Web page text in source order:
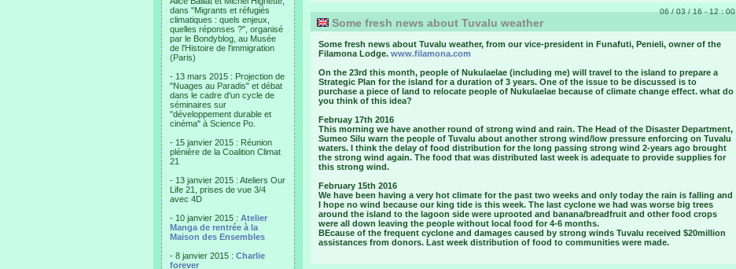
dans "Migrants et réfugiés
climatiques : quels enjeux,
quelles réponses ?", organisé
par le Bondyblog, au Musée
de l'Histoire de l'immigration
(Paris)
- 13 mars 2015 : Projection de
"Nuages au Paradis" et débat
dans le cadre d'un cycle de
séminaires sur
"développement durable et
cinéma" à Science Po.
- 15 janvier 2015 : Réunion
plénière de la Coalition Climat
21
- 13 janvier 2015 : Ateliers Our
Life 21, prises de vue 3/4
avec 4D
- 10 janvier 2015 : Atelier
Manga de rentrée à la
Maison des Ensembles
- 8 janvier 2015 : Charlie
forever
06 / 03 / 16 - 12 : 00
Some fresh news about Tuvalu weather
Some fresh news about Tuvalu weather, from our vice-president in Funafuti, Penieli, owner of the
Filamona Lodge. www.filamona.com
On the 23rd this month, people of Nukulaelae (including me) will travel to the island to prepare a
Strategic Plan for the island for a duration of 3 years. One of the issue to be discussed is to
purchase a piece of land to relocate people of Nukulaelae because of climate change effect. what do
you think of this idea?
Februay 17th 2016
This morning we have another round of strong wind and rain. The Head of the Disaster Department,
Sumeo Silu warn the people of Tuvalu about another strong wind/low pressure enforcing on Tuvalu
waters. I think the delay of food distribution for the long passing strong wind 2-years ago brought
the strong wind again. The food that was distributed last week is adequate to provide supplies for
this strong wind.
February 15th 2016
We have been having a very hot climate for the past two weeks and only today the rain is falling and
I hope no wind because our king tide is this week. The last cyclone we had was worse big trees
around the island to the lagoon side were uprooted and banana/breadfruit and other food crops
were all down leaving the people without local food for 4-6 months.
BEcause of the frequent cyclone and damages caused by strong winds Tuvalu received $20million
assistances from donors. Last week distribution of food to communities were made.